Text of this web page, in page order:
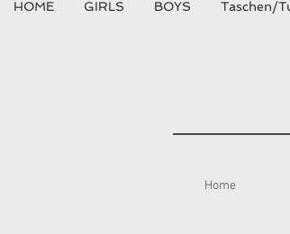
HOME GIRLS BOYS Taschen/
Home